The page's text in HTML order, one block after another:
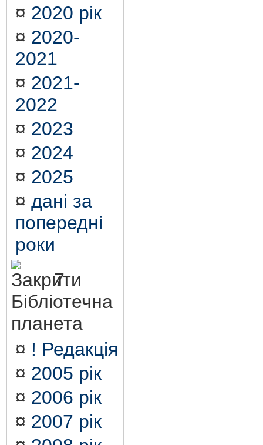
¤ 2020 рік
¤ 2020-
2021
¤ 2021-
2022
¤ 2023
¤ 2024
¤ 2025
¤ дані за
попередні
роки
7.
Бібліотечна
планета
¤ ! Редакція
¤ 2005 рік
¤ 2006 рік
¤ 2007 рік